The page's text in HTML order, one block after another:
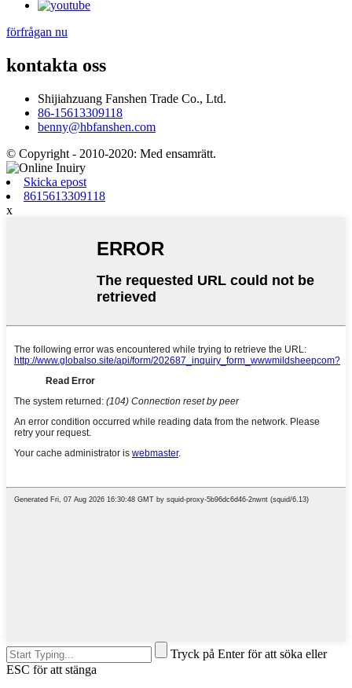
förfrågan nu
kontakta oss
Shijiahzuang Fanshen Trade Co., Ltd.
86-15613309118
benny@hbfanshen.com
© Copyright - 2010-2020: Med ensamrätt.
Skicka epost
8615613309118
x
Tryck på Enter för att söka eller
ESC för att stänga